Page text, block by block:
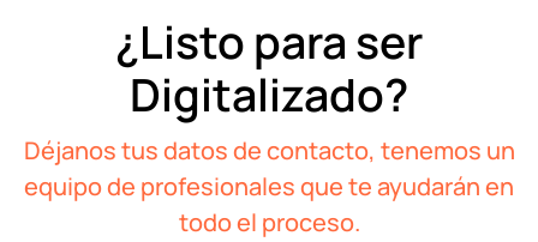
¿Listo para ser
Digitalizado?
Déjanos tus datos de contacto, tenemos un
equipo de profesionales que te ayudarán en
todo el proceso.